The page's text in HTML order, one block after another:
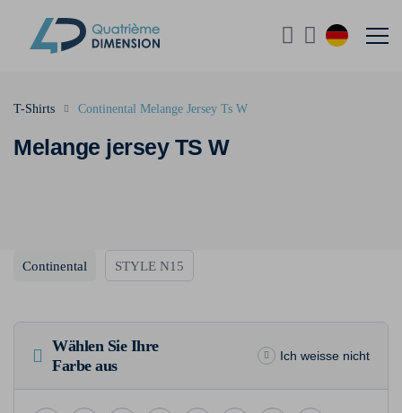
Melange jersey TS W
T-Shirts Continental Melange Jersey Ts W
Continental STYLE N15
Wählen Sie Ihre
Farbe aus
Ich weisse nicht